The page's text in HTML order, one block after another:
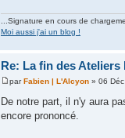
...Signature en cours de
Moi aussi j'ai un blog !
Re: La fin des Ateliers
parFabien | L'Alcyon » 06
De notre part, il n'y aura
encore prononcé.